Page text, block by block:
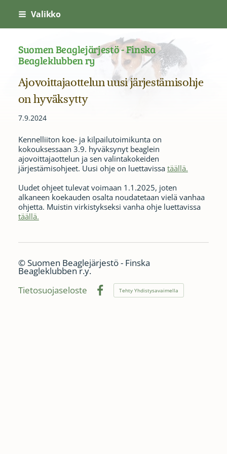
Siirry
sivun
sisältöön
Valikko
Suomen Beaglejärjestö - Finska
Beagleklubben ry
Ajovoittajaottelun uusi järjestämisohje
on hyväksytty
7.9.2024
Kennelliiton koe- ja kilpailutoimikunta on
kokouksessaan 3.9. hyväksynyt beaglein
ajovoittajaottelun ja sen valintakokeiden
järjestämisohjeet. Uusi ohje on luettavissa täällä.
Uudet ohjeet tulevat voimaan 1.1.2025, joten
alkaneen koekauden osalta noudatetaan vielä vanhaa
ohjetta. Muistin virkistykseksi vanha ohje luettavissa
täällä.
©Suomen Beaglejärjestö - Finska
Beagleklubben r.y.
Tietosuojaseloste
Facebook
Tehty Yhdistysavaimella